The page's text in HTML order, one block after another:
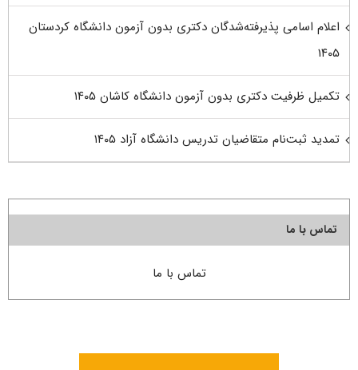
اعلام اسامی پذیرفته‌شدگان دکتری بدون آزمون دانشگاه کردستان
۱۴۰۵
تکمیل ظرفیت دکتری بدون آزمون دانشگاه کاشان ۱۴۰۵
تمدید ثبت‌نام متقاضیان تدریس دانشگاه آزاد ۱۴۰۵
تماس با ما
تماس با ما